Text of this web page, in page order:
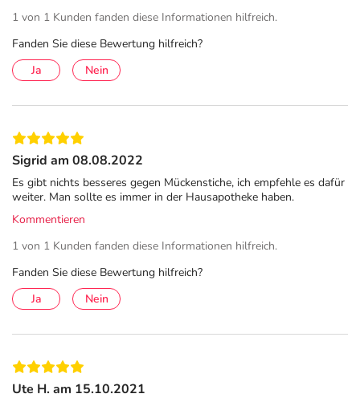
Enthält Methyl-4-hydroxybenzoat (Ph.Eur.) und
Propylenglycol.
insbesondere verletzten oder entzündeten Hautflächen
vorgesehen, dies gilt speziell für Säuglinge und
Kleinkinder.
Bitte verwenden Sie dieses Arzneimittel nicht mehr nach
dem auf der Packung oder der Umverpackung
angegebenen Verfallsdatum. Das Verfallsdatum bezieht
sich auf den letzten Tag des angegebenen Monats.
Inhaltsstoffe
Wirkstoff
Propylenglycol; Carbomer 980; Natriumhydroxid; Methyl-
4-hydroxybenzoat (Ph.Eur.)
1 von 1 Kunden fanden diese Informationen hilfreich.
Fanden Sie diese Bewertung hilfreich?
Ja
Nein
Sigrid am 08.08.2022
Es gibt nichts besseres gegen Mückenstiche, ich empfehle es dafür
weiter. Man sollte es immer in der Hausapotheke haben.
Kommentieren
1 von 1 Kunden fanden diese Informationen hilfreich.
Fanden Sie diese Bewertung hilfreich?
Ja
Nein
Ute H. am 15.10.2021